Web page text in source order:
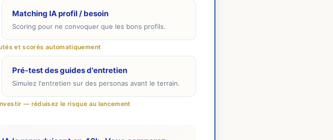
Matching IA profil / besoin
Scoring pour ne convoquer que les bons profils.
et scorés automatiquement
Pré-test des guides d'entretien
Simulez l'entretien sur des personas avant le terrain.
— réduisez le risque au lancement